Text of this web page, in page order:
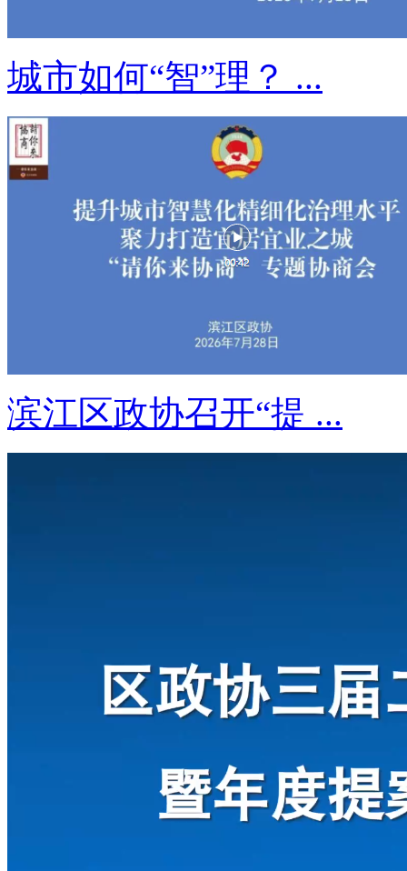
城市如何“智”理？ ...
滨江区政协召开“提 ...